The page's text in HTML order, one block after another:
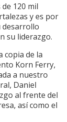
120 mil
y es por
desarrollo
su liderazgo.
copia de la
Korn Ferry,
a nuestro
Daniel
al frente del
así como el